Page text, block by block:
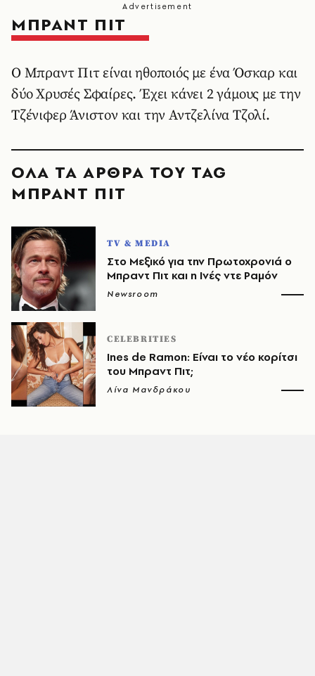
ΜΠΡΑΝΤ ΠΙΤ
Ο Μπραντ Πιτ είναι ηθοποιός με ένα Όσκαρ και
δύο Χρυσές Σφαίρες. Έχει κάνει 2 γάμους με την
Τζένιφερ Άνιστον και την Αντζελίνα Τζολί.
ΟΛΑ ΤΑ ΑΡΘΡΑ ΤΟΥ TAG
ΜΠΡΑΝΤ ΠΙΤ
TV & MEDIA
Στο Μεξικό για την Πρωτοχρονιά ο
Μπραντ Πιτ και η Ινές ντε Ραμόν
Newsroom
CELEBRITIES
Ines de Ramon: Είναι το νέο κορίτσι
του Μπραντ Πιτ;
Λίνα Μανδράκου